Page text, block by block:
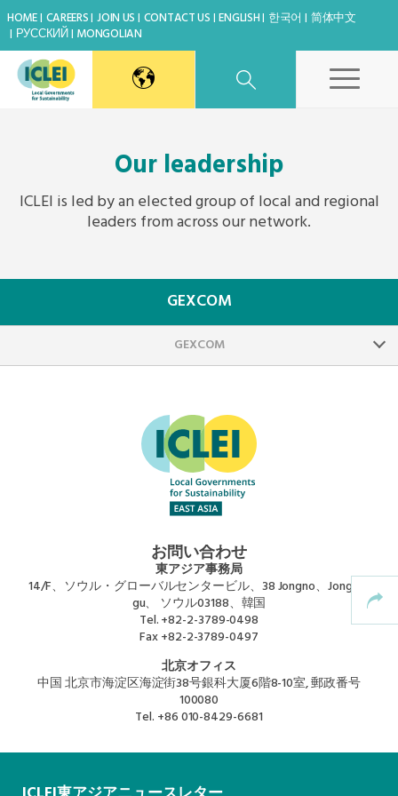
HOME CAREERS JOIN US CONTACT US ENGLISH 한국어 简体中文
РУССКИЙ MONGOLIAN
Japan Office
Beijing Office
Kaohsiung Capacity Center
Africa Secretariat
European Secretariat
USA Office
Mexico, Central America & the Caribbean
Oceania Secretariat
South America Secretariat
Our leadership
ICLEI is led by an elected group of local and regional
leaders from across our network.
GEXCOM
GEXCOM
お問い合わせ
東アジア事務局
14/F、ソウル・グローバルセンタービル、38 Jongno、Jongno-
gu、 ソウル03188、韓国
Tel.+82-2-3789-0498
Fax+82-2-3789-0497
北京オフィス
中国 北京市海淀区海淀街38号銀科大厦6階8-10室, 郵政番号
100080
Tel. +86 010-8429-6681